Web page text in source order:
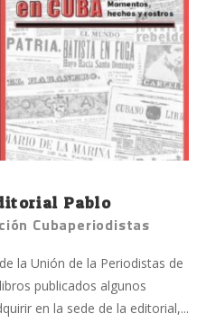
Pablo
Cubaperiodistas
la Unión de la Periodistas de
publicados algunos
en la sede de la editorial,...